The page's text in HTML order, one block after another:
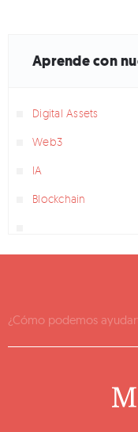
Aprende con
Digital Assets
Web3
IA
Blockchain
¿Cómo podemos